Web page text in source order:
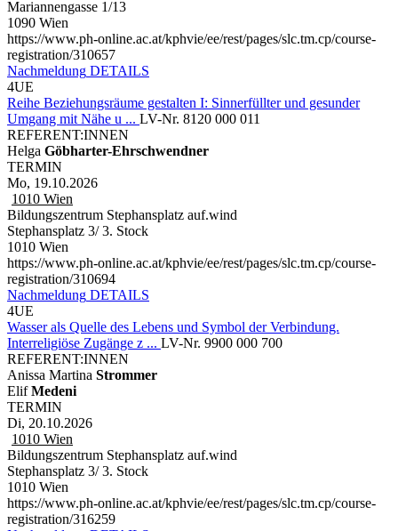
Mariannengasse 1/13
1090 Wien
https://www.ph-online.ac.at/kphvie/ee/rest/pages/slc.tm.cp/course-
registration/310657
Nachmeldung DETAILS
4UE
Reihe Beziehungsräume gestalten I: Sinnerfüllter und gesunder
Umgang mit Nähe u ... LV-Nr. 8120 000 011
REFERENT:INNEN
Helga Göbharter-Ehrschwendner
TERMIN
Mo, 19.10.2026
1010 Wien
Bildungszentrum Stephansplatz auf.wind
Stephansplatz 3/ 3. Stock
1010 Wien
https://www.ph-online.ac.at/kphvie/ee/rest/pages/slc.tm.cp/course-
registration/310694
Nachmeldung DETAILS
4UE
Wasser als Quelle des Lebens und Symbol der Verbindung.
Interreligiöse Zugänge z ... LV-Nr. 9900 000 700
REFERENT:INNEN
Anissa Martina Strommer
Elif Medeni
TERMIN
Di, 20.10.2026
1010 Wien
Bildungszentrum Stephansplatz auf.wind
Stephansplatz 3/ 3. Stock
1010 Wien
https://www.ph-online.ac.at/kphvie/ee/rest/pages/slc.tm.cp/course-
registration/316259